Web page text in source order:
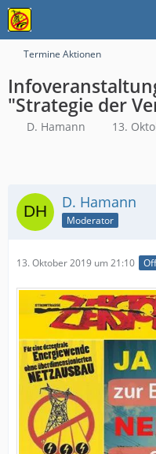
Termine Aktionen
"Strategie der
D. Hamann 13.
D. Hamann
Moderator
13. Oktober 2019 um 21:10